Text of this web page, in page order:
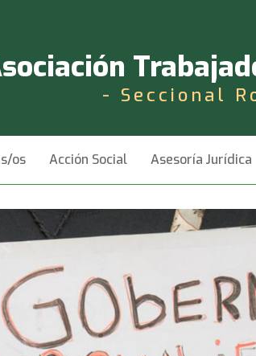
- Seccional
os Acción Social Asesoría Jurídica